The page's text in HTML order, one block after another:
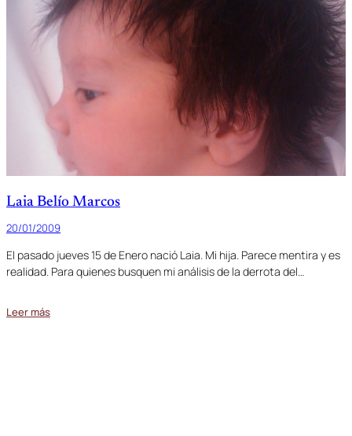
Laia Belío Marcos
20/01/2009
El pasado jueves 15 de Enero nació Laia. Mi hija. Parece mentira y es
realidad. Para quienes busquen mi análisis de la derrota del…
Leer más